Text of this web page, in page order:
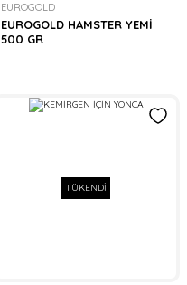
EUROGOLD
EUROGOLD HAMSTER YEMİ
500 GR
TÜKENDİ